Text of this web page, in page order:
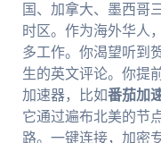
国、加拿大、墨西哥
时区。作为海外华人
多工作。你渴望听到
生的英文评论。你提
加速器，比如番茄加
它通过遍布北美的节
路。一键连接，加密